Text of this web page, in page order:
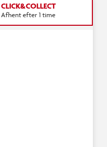
CLICK&COLLECT
Afhent efter 1 time